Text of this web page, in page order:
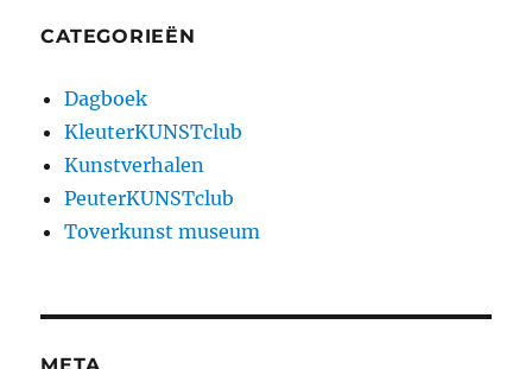
CATEGORIEËN
Dagboek
KleuterKUNSTclub
Kunstverhalen
PeuterKUNSTclub
Toverkunst museum